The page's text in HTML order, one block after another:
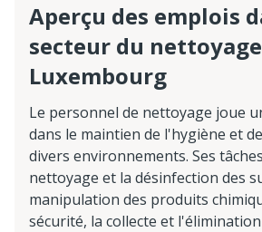
Aperçu des emplois
secteur du
Luxembourg
Le personnel de nettoyage joue
dans le maintien de l'hygiène et
divers environnements. Ses
nettoyage et la désinfection des
manipulation des produits
sécurité, la collecte et